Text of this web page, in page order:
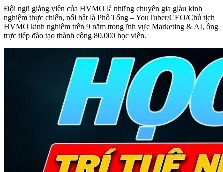
Đội ngũ giảng viên của HVMO là những chuyên gia giàu kinh
nghiệm thực chiến, nổi bật là Phố Tổng – YouTuber/CEO/Chủ tịch
HVMO kinh nghiêm trên 9 năm trong ĩnh vực Marketing & AI, ông
trực tiếp đào tạo thành công 80.000 học viên.